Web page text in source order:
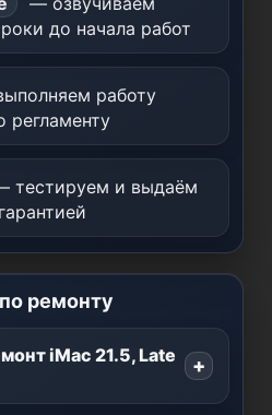
до начала работ
работу
регламенту
тестируем и выдаём
ремонту
iMac 21.5, Late